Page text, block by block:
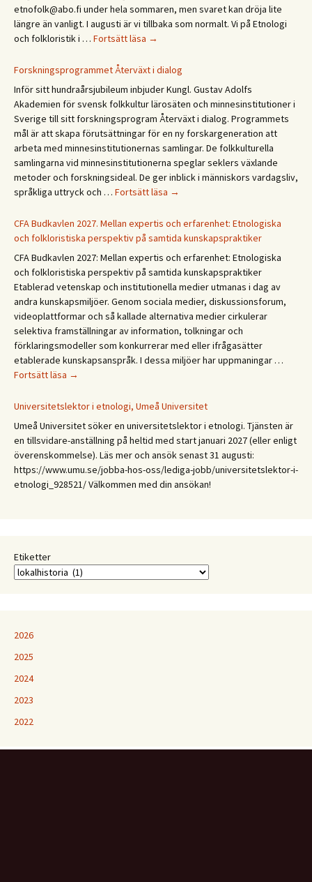
etnofolk@abo.fi under hela sommaren, men svaret kan dröja lite
längre än vanligt. I augusti är vi tillbaka som normalt. Vi på Etnologi
och folkloristik i … Fortsätt läsa Glad
God
Gleðilegt
sumar!
Hyvää
kesää!
Happy
summer!
→
Forskningsprogrammet Återväxt i dialog
Inför sitt hundraårsjubileum inbjuder Kungl. Gustav Adolfs
Akademien för svensk folkkultur lärosäten och minnesinstitutioner i
Sverige till sitt forskningsprogram Återväxt i dialog. Programmets
mål är att skapa förutsättningar för en ny forskargeneration att
arbeta med minnesinstitutionernas samlingar. De folkkulturella
samlingarna vid minnesinstitutionerna speglar seklers växlande
metoder och forskningsideal. De ger inblick i människors vardagsliv,
språkliga uttryck och … Fortsätt läsa Forskningsprogrammet
i
dialog
→
CFA Budkavlen 2027. Mellan expertis och erfarenhet: Etnologiska
och folkloristiska perspektiv på samtida kunskapspraktiker
CFA Budkavlen 2027: Mellan expertis och erfarenhet: Etnologiska
och folkloristiska perspektiv på samtida kunskapspraktiker
Etablerad vetenskap och institutionella medier utmanas i dag av
andra kunskapsmiljöer. Genom sociala medier, diskussionsforum,
videoplattformar och så kallade alternativa medier cirkulerar
selektiva framställningar av information, tolkningar och
förklaringsmodeller som konkurrerar med eller ifrågasätter
etablerade kunskapsanspråk. I dessa miljöer har uppmaningar …
Fortsätt läsa CFA
2027.
expertis
och
erfarenhet:
Etnologiska
och
kunskapspraktiker
→
Universitetslektor i etnologi, Umeå Universitet
Umeå Universitet söker en universitetslektor i etnologi. Tjänsten är
en tillsvidare-anställning på heltid med start januari 2027 (eller enligt
överenskommelse). Läs mer och ansök senast 31 augusti:
https://www.umu.se/jobba-hos-oss/lediga-jobb/universitetslektor-i-
etnologi_928521/ Välkommen med din ansökan!
Etiketter
2026
2025
2024
2023
2022